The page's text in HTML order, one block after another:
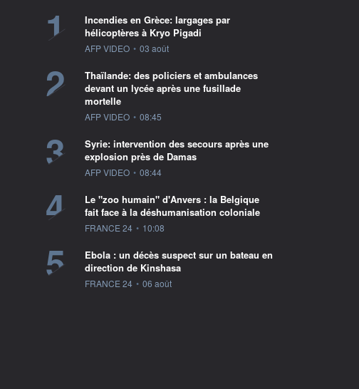
1
Incendies en Grèce: largages par
hélicoptères à Kryo Pigadi
information fournie par
AFP VIDEO • 03 août
2
Thaïlande: des policiers et ambulances
devant un lycée après une fusillade
mortelle
information fournie par
AFP VIDEO • 08:45
3
Syrie: intervention des secours après une
explosion près de Damas
information fournie par
AFP VIDEO • 08:44
4
Le "zoo humain" d'Anvers : la Belgique
fait face à la déshumanisation coloniale
information fournie par
FRANCE 24 • 10:08
5
Ebola : un décès suspect sur un bateau en
direction de Kinshasa
information fournie par
FRANCE 24 • 06 août